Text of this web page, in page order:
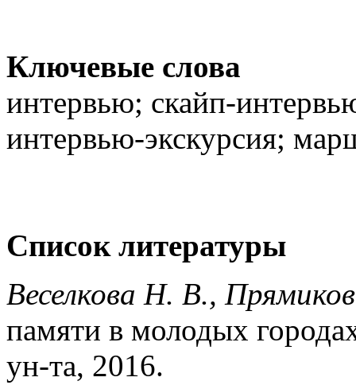
Ключевые слова
интервью; скайп-
интервью-экскурсия;
Список литературы
Веселкова Н. В.,
памяти в молодых
ун-та, 2016.